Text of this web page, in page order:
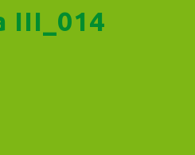
III_014